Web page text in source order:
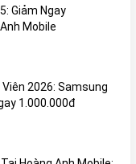
Giảm Ngay
Mobile
2026: Samsung
1.000.000đ